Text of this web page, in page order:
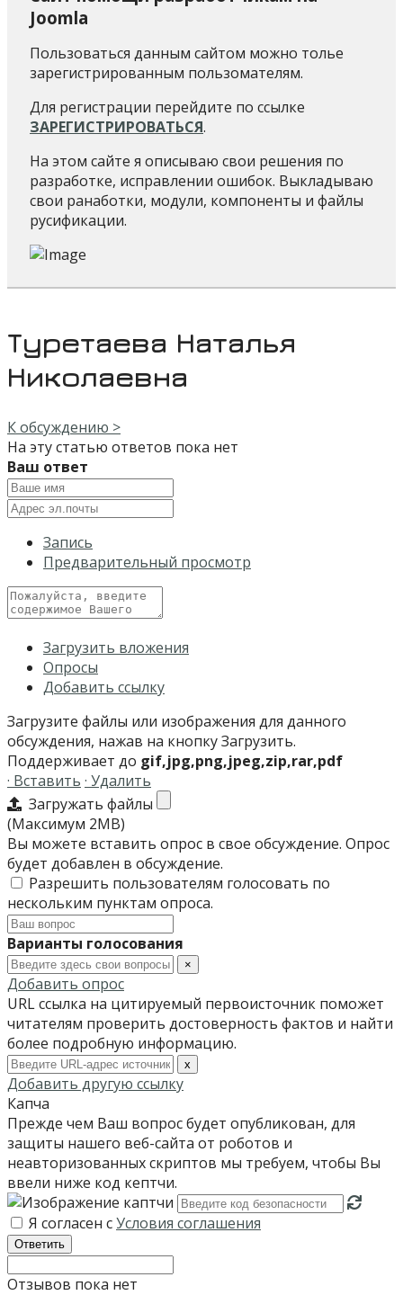
Joomla
Пользоваться данным сайтом можно толье
зарегистрированным пользомателям.
Для регистрации перейдите по ссылке
ЗАРЕГИСТРИРОВАТЬСЯ.
На этом сайте я описываю свои решения по
разработке, исправлении ошибок. Выкладываю
свои ранаботки, модули, компоненты и файлы
русификации.
Туретаева Наталья
Николаевна
К обсуждению >
На эту статью ответов пока нет
Ваш ответ
Запись
Предварительный просмотр
Загрузить вложения
Опросы
Добавить ссылку
Загрузите файлы или изображения для данного
обсуждения, нажав на кнопку Загрузить.
Поддерживает до gif,jpg,png,jpeg,zip,rar,pdf
· Вставить · Удалить
Загружать файлы
(Максимум 2MB)
Вы можете вставить опрос в свое обсуждение. Опрос
будет добавлен в обсуждение.
Разрешить пользователям голосовать по
нескольким пунктам опроса.
Варианты голосования
×
Добавить опрос
URL ссылка на цитируемый первоисточник поможет
читателям проверить достоверность фактов и найти
более подробную информацию.
x
Добавить другую ссылку
Капча
Прежде чем Ваш вопрос будет опубликован, для
защиты нашего веб-сайта от роботов и
неавторизованных скриптов мы требуем, чтобы Вы
ввели ниже код кептчи.
Я согласен сУсловия соглашения
Ответить
Отзывов пока нет